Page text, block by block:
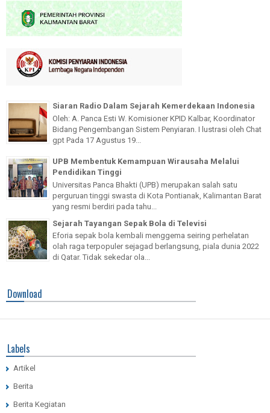
Siaran Radio Dalam Sejarah Kemerdekaan Indonesia
Oleh: A. Panca Esti W. Komisioner KPID Kalbar, Koordinator
Bidang Pengembangan Sistem Penyiaran. I lustrasi oleh Chat
gpt Pada 17 Agustus 19...
UPB Membentuk Kemampuan Wirausaha Melalui
Pendidikan Tinggi
Universitas Panca Bhakti (UPB) merupakan salah satu
perguruan tinggi swasta di Kota Pontianak, Kalimantan Barat
yang resmi berdiri pada tahu...
Sejarah Tayangan Sepak Bola di Televisi
Eforia sepak bola kembali menggema seiring perhelatan
olah raga terpopuler sejagad berlangsung, piala dunia 2022
di Qatar. Tidak sekedar ola...
Download
Labels
Artikel
Berita
Berita Kegiatan